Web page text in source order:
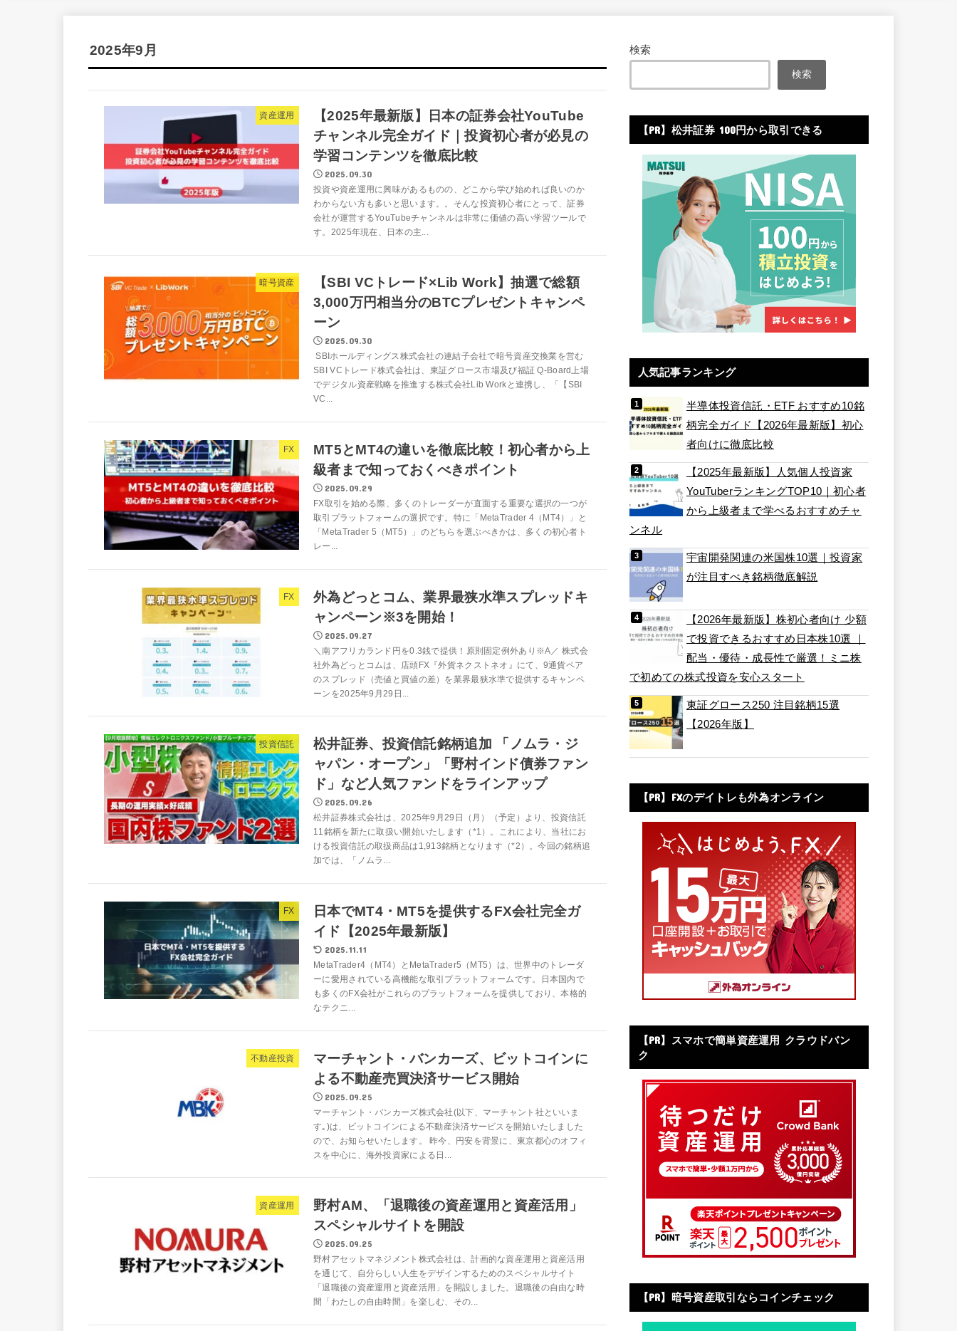
2025年9月
資産運用
【2025年最新版】日本の証券会社YouTube
チャンネル完全ガイド｜投資初心者が必見の
学習コンテンツを徹底比較
2025.09.30
投資や資産運用に興味があるものの、どこから学び始めれば良いのか
わからない方も多いと思います。。そんな投資初心者にとって、証券
会社が運営するYouTubeチャンネルは非常に価値の高い学習ツールで
す。2025年現在、日本の主...
暗号資産
【SBI VCトレード×Lib Work】抽選で総額
3,000万円相当分のBTCプレゼントキャンペ
ーン
2025.09.30
SBIホールディングス株式会社の連結子会社で暗号資産交換業を営む
SBI VCトレード株式会社は、東証グロース市場及び福証 Q-Board上場
でデジタル資産戦略を推進する株式会社Lib Workと連携し、「【SBI
VC...
FX
MT5とMT4の違いを徹底比較！初心者から上
級者まで知っておくべきポイント
2025.09.29
FX取引を始める際、多くのトレーダーが直面する重要な選択の一つが
取引プラットフォームの選択です。特に「MetaTrader 4（MT4）」と
「MetaTrader 5（MT5）」のどちらを選ぶべきかは、多くの初心者ト
レー...
FX
外為どっとコム、業界最狭水準スプレッドキ
ャンペーン※3を開始！
2025.09.27
＼南アフリカランド円を0.3銭で提供！原則固定例外あり※A／ 株式会
社外為どっとコムは、店頭FX『外貨ネクストネオ』にて、9通貨ペア
のスプレッド（売値と買値の差）を業界最狭水準で提供するキャンペ
ーンを2025年9月29日...
投資信託
松井証券、投資信託銘柄追加 「ノムラ・ジ
ャパン・オープン」「野村インド債券ファン
ド」など人気ファンドをラインアップ
2025.09.26
松井証券株式会社は、2025年9月29日（月）（予定）より、投資信託
11銘柄を新たに取扱い開始いたします（*1）。これにより、当社にお
ける投資信託の取扱商品は1,913銘柄となります（*2）。今回の銘柄追
加では、「ノムラ...
FX
日本でMT4・MT5を提供するFX会社完全ガ
イド【2025年最新版】
2025.11.11
MetaTrader4（MT4）とMetaTrader5（MT5）は、世界中のトレーダ
ーに愛用されている高機能な取引プラットフォームです。日本国内で
も多くのFX会社がこれらのプラットフォームを提供しており、本格的
なテクニ...
不動産投資
マーチャント・バンカーズ、ビットコインに
よる不動産売買決済サービス開始
2025.09.25
マーチャント・バンカーズ株式会社(以下、マーチャント社といいま
す｡)は、ビットコインによる不動産決済サービスを開始いたしました
ので、お知らせいたします。 昨今、円安を背景に、東京都心のオフィ
スを中心に、海外投資家による日...
資産運用
野村AM、「退職後の資産運用と資産活用」
スペシャルサイトを開設
2025.09.25
野村アセットマネジメント株式会社は、計画的な資産運用と資産活用
を通じて、自分らしい人生をデザインするためのスペシャルサイト
「退職後の資産運用と資産活用」を開設しました。退職後の自由な時
間「わたしの自由時間」を楽しむ、その...
検索
検索
【PR】松井証券 100円から取引できる
人気記事ランキング
半導体投資信託・ETF おすすめ10銘
柄完全ガイド【2026年最新版】初心
者向けに徹底比較
【2025年最新版】人気個人投資家
YouTuberランキングTOP10｜初心者
から上級者まで学べるおすすめチャ
ンネル
宇宙開発関連の米国株10選｜投資家
が注目すべき銘柄徹底解説
【2026年最新版】株初心者向け 少額
で投資できるおすすめ日本株10選 ｜
配当・優待・成長性で厳選！ミニ株
で初めての株式投資を安心スタート
東証グロース250 注目銘柄15選
【2026年版】
【PR】FXのデイトレも外為オンライン
【PR】スマホで簡単資産運用 クラウドバン
ク
【PR】暗号資産取引ならコインチェック